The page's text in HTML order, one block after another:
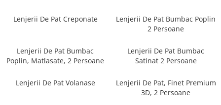
Cearceaf normal
Lenjerii De Pat Bumbac Poplin 2
Persoane
Matlasate, 2 Persoane
Lenjerii De Pat Creponate
Lenjerii De Pat Bumbac Poplin
2 Persoane
Lenjerii De Pat Bumbac
Poplin, Matlasate, 2 Persoane
Lenjerii De Pat Bumbac
Satinat 2 Persoane
Lenjerii De Pat Volanase
Lenjerii De Pat, Finet Premium
3D, 2 Persoane